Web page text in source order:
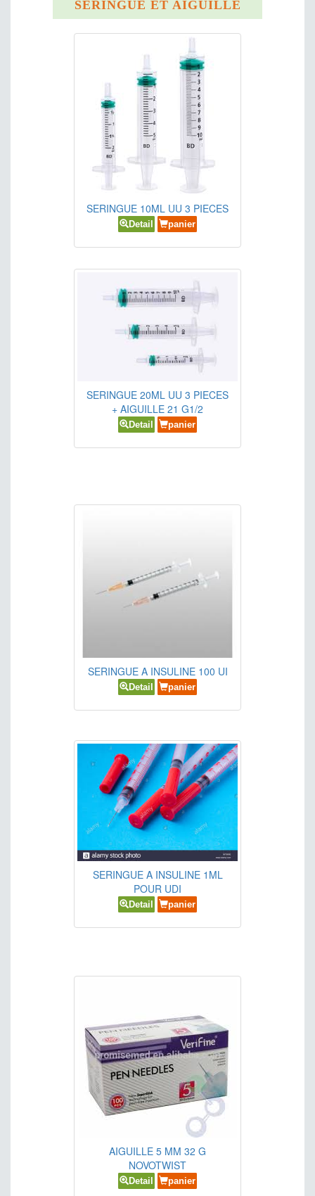
OXYTOCIQUES
PLANIFICATION FAMILIALE
PREPARATIONS IMMUNOLOGIQUES
PREPRATIONS UTILISEES EN
OPHTALMOLOGIE
STUPEFIANTS
VITAMINES ET SELS MINERAUX
FILS DE SITURE
MATERIELS DIVERS
MEDICAMENTS DIVERS
SERINGUE ET AIGUILLE
SERINGUE 10ML UU 3 PIECES
Detail panier
SERINGUE 20ML UU 3 PIECES
+ AIGUILLE 21 G1/2
Detail panier
SERINGUE A INSULINE 100 UI
Detail panier
SERINGUE A INSULINE 1ML
POUR UDI
Detail panier
AIGUILLE 5 MM 32 G
NOVOTWIST
Detail panier